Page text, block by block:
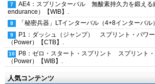
AE4：スプリンターバル 無酸素持久力を鍛える
endurance）【WIB】.
「秘密兵器」LTインターバル（4+8インターバル
P1：ダッシュ（ジャンプ） スプリント・パワ
（Power）【CTB】.
P8：ゼロ・スタート・スプリント スプリント
（Power）【WIB】.
人気コンテンツ